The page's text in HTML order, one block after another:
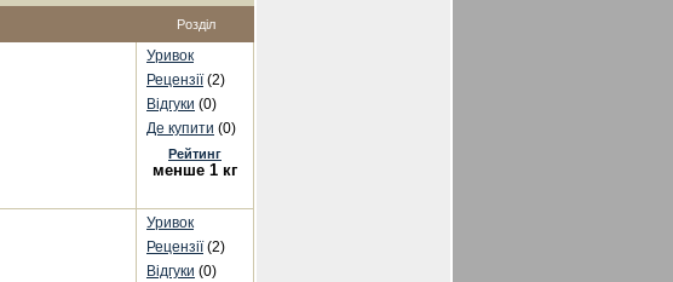
Розділ
Уривок
Рецензії(2)
Відгуки (0)
Де купити (0)
Рейтинг
менше 1 кг
Уривок
Рецензії(2)
Відгуки (0)